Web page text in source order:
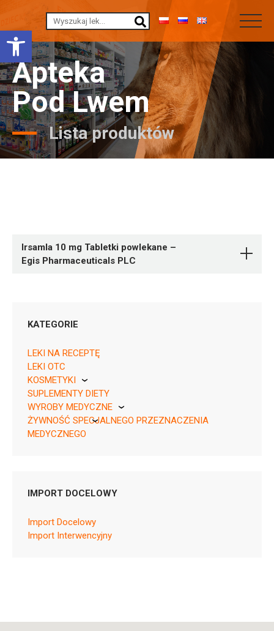
Otwórz pasek narzędzi
Apteka
Pod Lwem
Lista produktów
Irsamla 10 mg Tabletki powlekane –
Egis Pharmaceuticals PLC
05995327197104 ¦ Rp ¦ 158465
98 tabl.
05995327197098 ¦ Rp ¦ 158466
28 tabl.
KATEGORIE
LEKI NA RECEPTĘ
LEKI OTC
KOSMETYKI
Pierre Fabre
SUPLEMENTY DIETY
WYROBY MEDYCZNE
KikGel
ŻYWNOŚĆ SPECJALNEGO PRZEZNACZENIA
MEDYCZNEGO
IMPORT DOCELOWY
Import Docelowy
Import Interwencyjny